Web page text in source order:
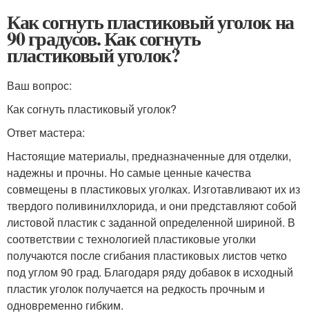
Как согнуть пластиковый уголок на
90 градусов. Как согнуть
пластиковый уголок?
Ваш вопрос:
Как согнуть пластиковый уголок?
Ответ мастера:
Настоящие материалы, предназначенные для отделки,
надежны и прочны. Но самые ценные качества
совмещены в пластиковых уголках. Изготавливают их из
твердого поливинилхлорида, и они представляют собой
листовой пластик с заданной определенной шириной. В
соответствии с технологией пластиковые уголки
получаются после сгибания пластиковых листов четко
под углом 90 град. Благодаря ряду добавок в исходный
пластик уголок получается на редкость прочным и
одновременно гибким.